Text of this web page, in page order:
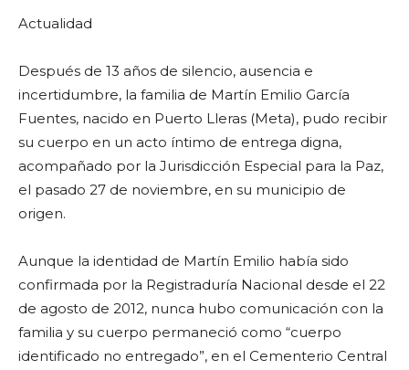
Actualidad
Después de 13 años de silencio, ausencia e
incertidumbre, la familia de Martín Emilio García
Fuentes, nacido en Puerto Lleras (Meta), pudo recibir
su cuerpo en un acto íntimo de entrega digna,
acompañado por la Jurisdicción Especial para la Paz,
el pasado 27 de noviembre, en su municipio de
origen.
Aunque la identidad de Martín Emilio había sido
confirmada por la Registraduría Nacional desde el 22
de agosto de 2012, nunca hubo comunicación con la
familia y su cuerpo permaneció como “cuerpo
identificado no entregado”, en el Cementerio Central